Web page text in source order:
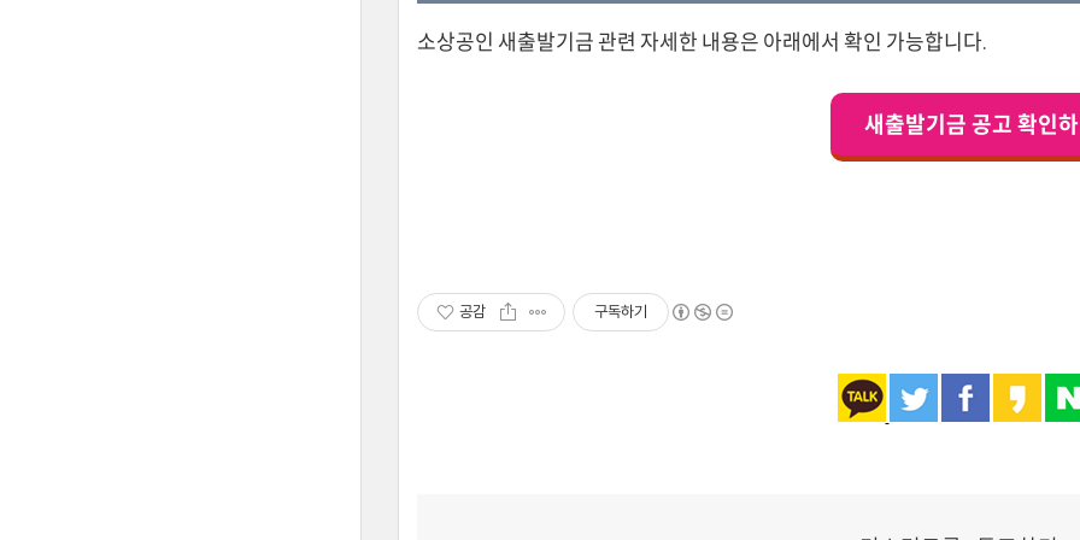
소상공인 새출발기금 관련 자세한 내용은 아래에서 확인 가능합니다.
새출발기금 공고 확인
공감 구독하기